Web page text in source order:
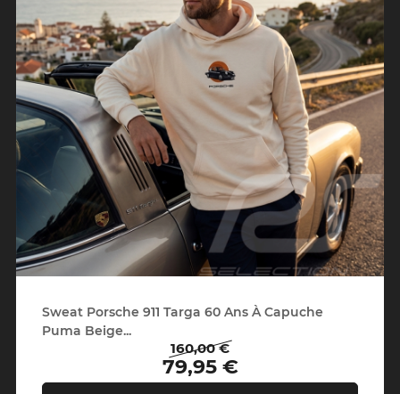
Sweat Porsche 911 Targa 60 Ans À Capuche
Puma Beige...
Prix
de
160,00 €
Prix
79,95 €